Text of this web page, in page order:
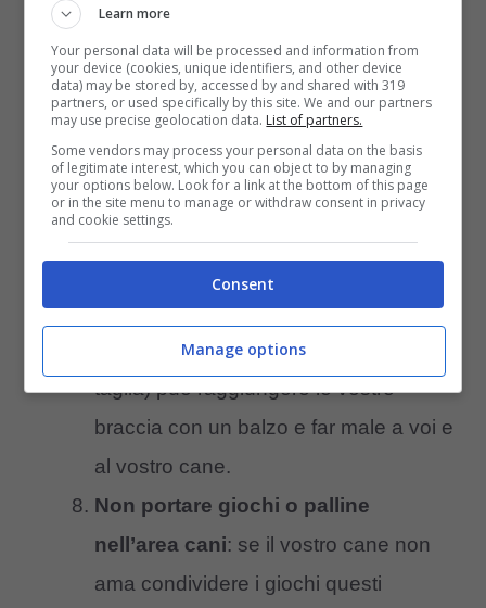
il sistema immunitario è forte.
Non prendere in braccio il cane:
questo gesto provoca una duplice
reazione pericolosa. Da un lato in
vostro cane diventa più aggressivo
dall’altro il cane che aggredisce (a
meno che non sia un cane di piccola
taglia) può raggiungere le vostre
braccia con un balzo e far male a voi e
al vostro cane.
Non portare giochi o palline
nell’area cani: se il vostro cane non
ama condividere i giochi questi
Learn more
Your personal data will be processed and information from
your device (cookies, unique identifiers, and other device
data) may be stored by, accessed by and shared with 319
partners, or used specifically by this site. We and our partners
may use precise geolocation data. List of partners.
Some vendors may process your personal data on the basis
of legitimate interest, which you can object to by managing
your options below. Look for a link at the bottom of this page
or in the site menu to manage or withdraw consent in privacy
and cookie settings.
Consent
Manage options